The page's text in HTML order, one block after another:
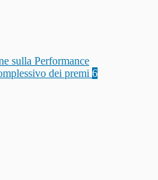
sulla Performance
dei premi 6